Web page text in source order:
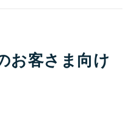
お客さま向け